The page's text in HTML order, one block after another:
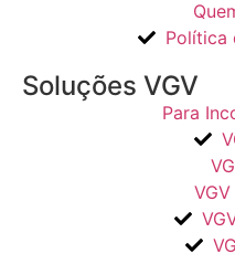
Política
Soluções VGV
Para
VGV